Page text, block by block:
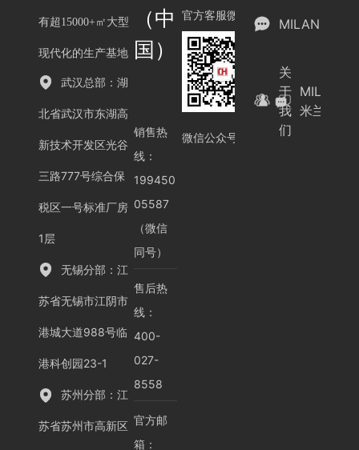
有超15000+㎡大型
现代化的生产基地
武汉总部：湖
北省武汉市东湖高
新技术开发区光谷
三路777号综合保
税区一号标准厂房
1层
无锡分部：江
苏省无锡市江阴市
港城大道988号临
港科创园23-1
苏州分部：江
苏省苏州市高新区
（中
国）
销售热
线：
199450
05587
（微信
同号）
售后热
线：
400-
027-
8558
官方邮
箱：
官方客服微信
微信公众号
MILAN.COM
关
于
我
们
米兰（中